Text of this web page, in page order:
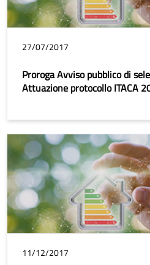
27/07/2017
Proroga Avviso pubblico di
Attuazione protocollo ITACA
11/12/2017